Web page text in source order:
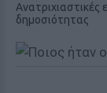
Ανατριχιαστικές
δημοσιότητας